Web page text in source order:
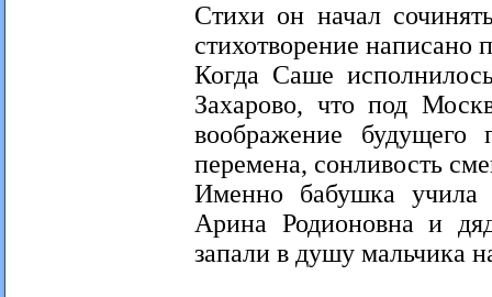
Стихи он начал
стихотворение написано
Когда Саше
Захарово, что под
воображение будущего
перемена, сонливость
Именно бабушка учила
Арина Родионовна и
запали в душу мальчика